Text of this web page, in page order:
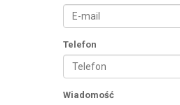
Telefon
Wiadomość